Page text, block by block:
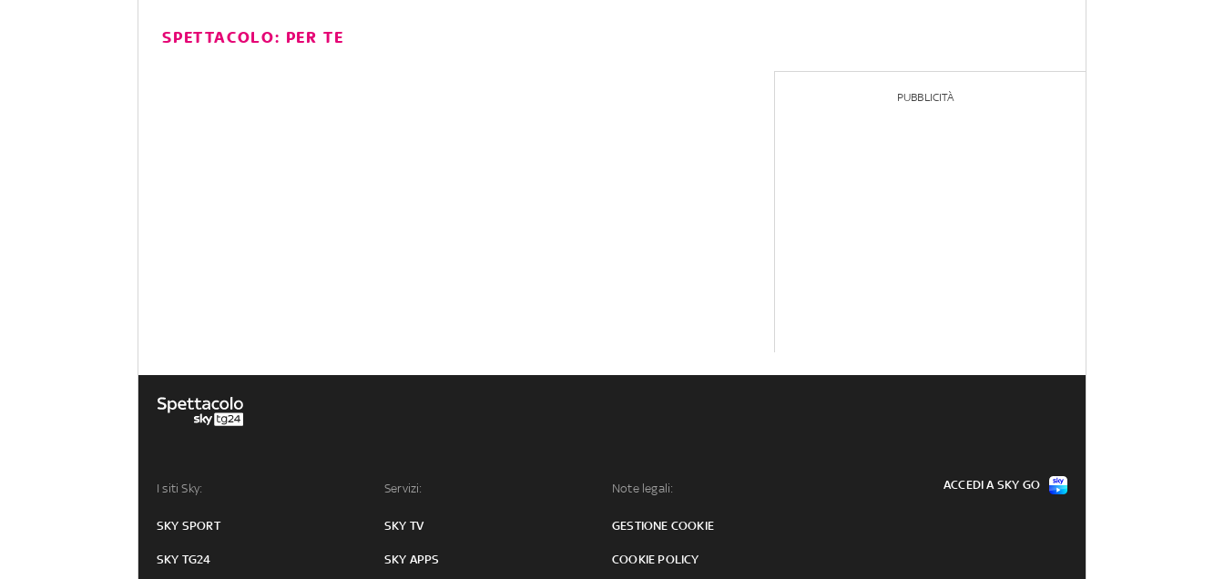
SPETTACOLO: PER TE
PUBBLICITÀ
I siti Sky:
SKY SPORT
SKY TG24
Servizi:
SKY TV
SKY APPS
Note legali:
GESTIONE COOKIE
COOKIE POLICY
ACCEDI A SKY GO